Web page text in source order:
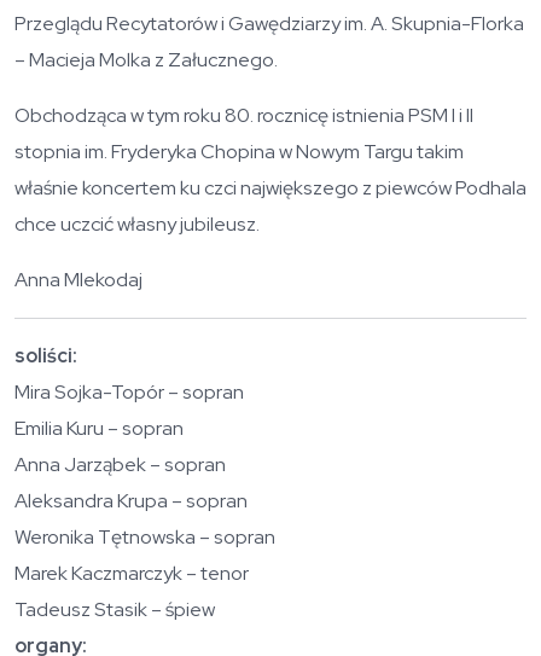
Przeglądu Recytatorów i Gawędziarzy im. A. Skupnia-Florka
– Macieja Molka z Załucznego.
Obchodząca w tym roku 80. rocznicę istnienia PSM I i II
stopnia im. Fryderyka Chopina w Nowym Targu takim
właśnie koncertem ku czci największego z piewców Podhala
chce uczcić własny jubileusz.
Anna Mlekodaj
soliści:
Mira Sojka-Topór – sopran
Emilia Kuru – sopran
Anna Jarząbek – sopran
Aleksandra Krupa – sopran
Weronika Tętnowska – sopran
Marek Kaczmarczyk – tenor
Tadeusz Stasik – śpiew
organy: